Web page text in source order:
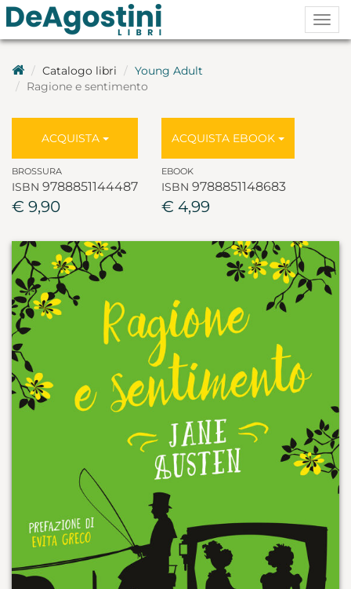
Catalogo libri
Young Adult
Ragione e sentimento
ACQUISTA
BROSSURA
ISBN 9788851144487
€ 9,90
ACQUISTA EBOOK
EBOOK
ISBN 9788851148683
€ 4,99